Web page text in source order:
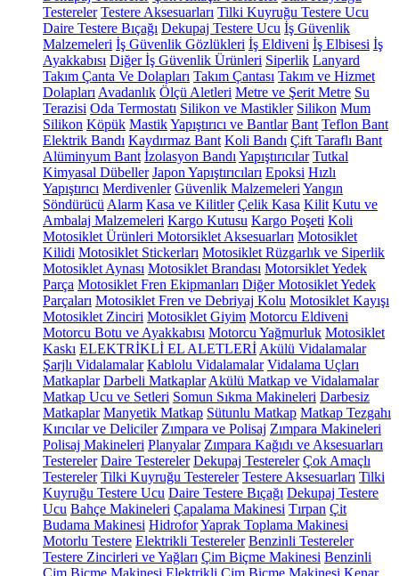
Testereler Testere Aksesuarları Tilki Kuyruğu Testere Ucu
Daire Testere Bıçağı Dekupaj Testere Ucu İş Güvenlik
Malzemeleri İş Güvenlik Gözlükleri İş Eldiveni İş Elbisesi İş
Ayakkabısı Diğer İş Güvenlik Ürünleri Siperlik Lanyard
Takım Çanta Ve Dolapları Takım Çantası Takım ve Hizmet
Dolapları Avadanlık Ölçü Aletleri Metre ve Şerit Metre Su
Terazisi Oda Termostatı Silikon ve Mastikler Silikon Mum
Silikon Köpük MastikYapıştırıcı ve Bantlar Bant Teflon Bant
Elektrik Bandı Kaydırmaz Bant Koli Bandı Çift Taraflı Bant
Alüminyum Bant İzolasyon Bandı Yapıştırıcılar Tutkal
Kimyasal Dübeller Japon Yapıştırıcıları Epoksi Hızlı
Yapıştırıcı Merdivenler Güvenlik Malzemeleri Yangın
Söndürücü Alarm Kasa ve Kilitler Çelik Kasa Kilit Kutu ve
Ambalaj Malzemeleri Kargo Kutusu Kargo Poşeti Koli
Motosiklet Ürünleri Motorsiklet Aksesuarları Motosiklet
Kilidi Motosiklet Stickerları Motosiklet Rüzgarlık ve Siperlik
Motosiklet Aynası Motosiklet Brandası Motorsiklet Yedek
Parça Motosiklet Fren Ekipmanları Diğer Motosiklet Yedek
Parçaları Motosiklet Fren ve Debriyaj Kolu Motosiklet Kayışı
Motosiklet Zinciri Motosiklet Giyim Motorcu Eldiveni
Motorcu Botu ve Ayakkabısı Motorcu Yağmurluk Motosiklet
Kaskı ELEKTRİKLİ EL ALETLERİ Akülü Vidalamalar
Şarjlı Vidalamalar Kablolu Vidalamalar Vidalama Uçları
Matkaplar Darbeli Matkaplar Akülü Matkap ve Vidalamalar
Matkap Ucu ve Setleri Somun Sıkma Makineleri Darbesiz
Matkaplar Manyetik Matkap Sütunlu Matkap Matkap Tezgahı
Kırıcılar ve Deliciler Zımpara ve Polisaj Zımpara Makineleri
Polisaj Makineleri Planyalar Zımpara Kağıdı ve Aksesuarları
Testereler Daire Testereler Dekupaj Testereler Çok Amaçlı
Testereler Tilki Kuyruğu Testereler Testere Aksesuarları Tilki
Kuyruğu Testere Ucu Daire Testere Bıçağı Dekupaj Testere
Ucu Bahçe Makineleri Çapalama Makinesi Tırpan Çit
Budama Makinesi HidroforYaprak Toplama Makinesi
Motorlu Testere Elektrikli Testereler Benzinli Testereler
Testere Zincirleri ve Yağları Çim Biçme Makinesi Benzinli
Çim Biçme Makinesi Elektrikli Çim Biçme Makinesi Kenar